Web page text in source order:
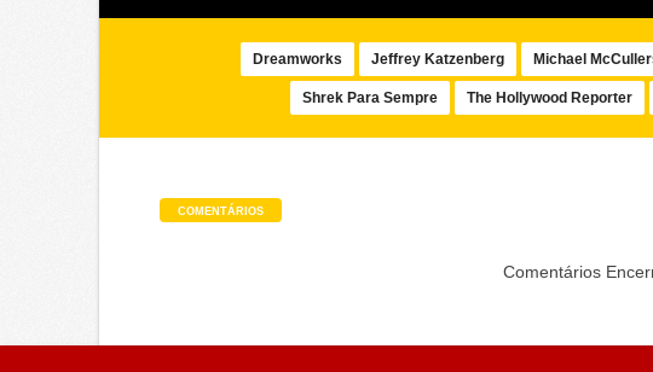
Dreamworks Jeffrey Katzenberg Michael
Shrek Para Sempre The Hollywood Reporter
COMENTÁRIOS
Comentários